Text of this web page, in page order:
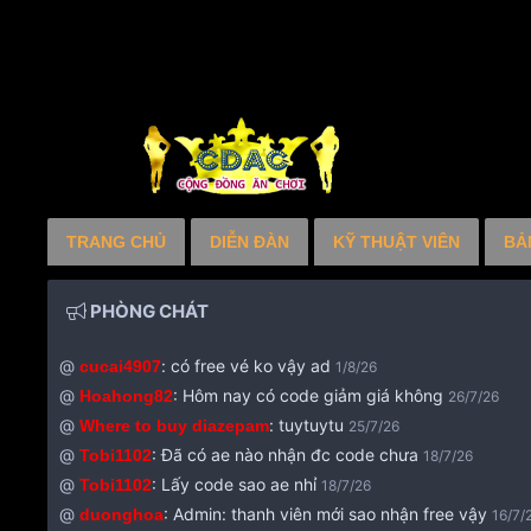
TRANG CHỦ DIỄN ĐÀN KỸ THUẬT VIÊN
PHÒNG CHÁT
@ cucai4907: có free vé ko vậy ad 1/8/26
@ Hoahong82: Hôm nay có code giảm giá không 26/7/26
@ Where to buy diazepam: tuytuytu 25/7/26
@ Tobi1102:Đã có ae nào nhận đc code chưa 18/7/26
@ Tobi1102: Lấy code sao ae nhỉ 18/7/26
@ duonghoa: Admin: thanh viên mới sao nhận free vậy 16/7/